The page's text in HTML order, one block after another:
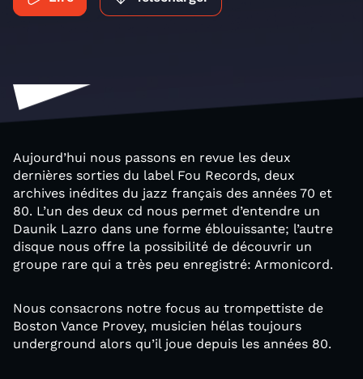
Aujourd’hui nous passons en revue les deux
dernières sorties du label Fou Records, deux
archives inédites du jazz français des années 70 et
80. L’un des deux cd nous permet d’entendre un
Daunik Lazro dans une forme éblouissante; l’autre
disque nous offre la possibilité de découvrir un
groupe rare qui a très peu enregistré: Armonicord.
Nous consacrons notre focus au trompettiste de
Boston Vance Provey, musicien hélas toujours
underground alors qu’il joue depuis les années 80.